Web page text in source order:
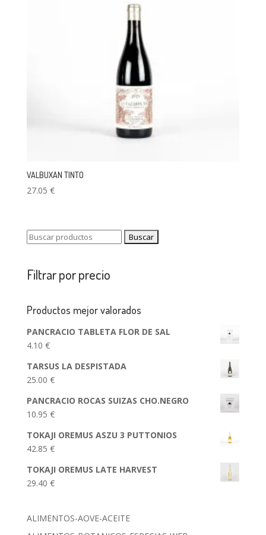
VALBUXAN TINTO
27.05 €
Buscar:
Filtrar por precio
Productos mejor valorados
PANCRACIO TABLETA FLOR DE SAL
4.10 €
TARSUS LA DESPISTADA
25.00 €
PANCRACIO ROCAS SUIZAS CHO.NEGRO
10.95 €
TOKAJI OREMUS ASZU 3 PUTTONIOS
42.85 €
TOKAJI OREMUS LATE HARVEST
29.40 €
ALIMENTOS-AOVE-ACEITE